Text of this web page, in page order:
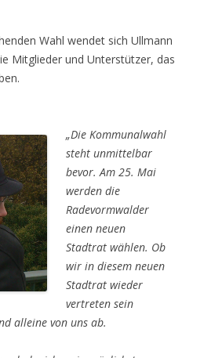
Wahl wendet sich Ullmann
Mitglieder und Unterstützer, das
„Die Kommunalwahl
steht unmittelbar
bevor. Am 25. Mai
werden die
Radevormwalder
einen neuen
Stadtrat wählen. Ob
wir in diesem neuen
Stadtrat wieder
vertreten sein
alleine von uns ab.